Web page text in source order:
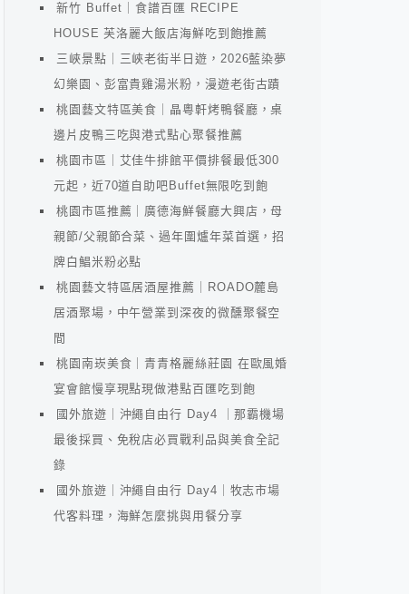
新竹 Buffet｜食譜百匯 RECIPE
HOUSE 芙洛麗大飯店海鮮吃到飽推薦
三峽景點｜三峽老街半日遊，2026藍染夢
幻樂園、彭富貴雞湯米粉，漫遊老街古蹟
桃園藝文特區美食｜晶粵軒烤鴨餐廳，桌
邊片皮鴨三吃與港式點心聚餐推薦
桃園市區｜艾佳牛排館平價排餐最低300
元起，近70道自助吧Buffet無限吃到飽
桃園市區推薦｜廣德海鮮餐廳大興店，母
親節/父親節合菜、過年圍爐年菜首選，招
牌白鯧米粉必點
桃園藝文特區居酒屋推薦｜ROADO麓島
居酒聚場，中午營業到深夜的微醺聚餐空
間
桃園南崁美食｜青青格麗絲莊園 在歐風婚
宴會館慢享現點現做港點百匯吃到飽
國外旅遊｜沖繩自由行 Day4 ｜那霸機場
最後採買、免稅店必買戰利品與美食全記
錄
國外旅遊｜沖繩自由行 Day4｜牧志市場
代客料理，海鮮怎麼挑與用餐分享